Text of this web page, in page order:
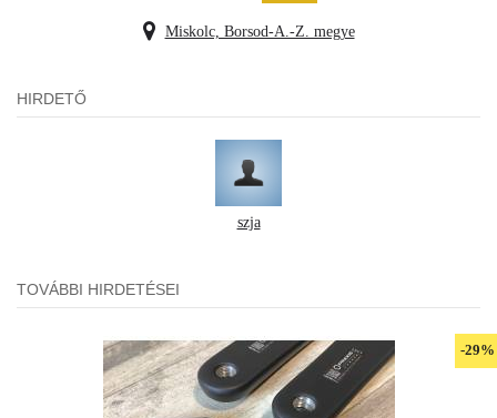
Miskolc, Borsod-A.-Z. megye
HIRDETŐ
szja
TOVÁBBI HIRDETÉSEI
-29%